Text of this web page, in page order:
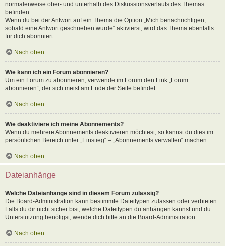
normalerweise ober- und unterhalb des Diskussionsverlaufs des Themas
befinden.
Wenn du bei der Antwort auf ein Thema die Option „Mich benachrichtigen,
sobald eine Antwort geschrieben wurde“ aktivierst, wird das Thema ebenfalls
für dich abonniert.
Nach oben
Wie kann ich ein Forum abonnieren?
Um ein Forum zu abonnieren, verwende im Forum den Link „Forum
abonnieren“, der sich meist am Ende der Seite befindet.
Nach oben
Wie deaktiviere ich meine Abonnements?
Wenn du mehrere Abonnements deaktivieren möchtest, so kannst du dies im
persönlichen Bereich unter „Einstieg“ – „Abonnements verwalten“ machen.
Nach oben
Dateianhänge
Welche Dateianhänge sind in diesem Forum zulässig?
Die Board-Administration kann bestimmte Dateitypen zulassen oder verbieten.
Falls du dir nicht sicher bist, welche Dateitypen du anhängen kannst und du
Unterstützung benötigst, wende dich bitte an die Board-Administration.
Nach oben